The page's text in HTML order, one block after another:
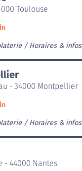
Toulouse
Horaires & infos
- 34000 Montpellier
Horaires & infos
- 44000 Nantes